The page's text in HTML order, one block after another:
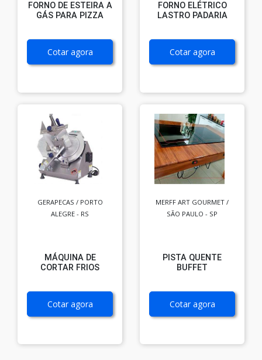
FORNO DE ESTEIRA A
GÁS PARA PIZZA
Cotar agora
FORNO ELÉTRICO
LASTRO PADARIA
Cotar agora
GERAPECAS / PORTO
ALEGRE - RS
MÁQUINA DE
CORTAR FRIOS
Cotar agora
MERFF ART GOURMET /
SÃO PAULO - SP
PISTA QUENTE
BUFFET
Cotar agora